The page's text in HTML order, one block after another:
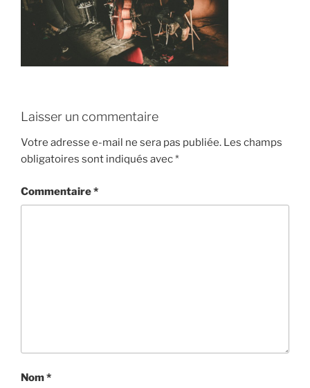
Laisser un commentaire
Votre adresse e-mail ne sera pas publiée. Les champs
obligatoires sont indiqués avec*
Commentaire*
Nom*